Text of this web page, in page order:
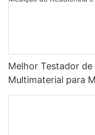
Melhor Testador
Multimaterial para
Tensão - Zhanghua